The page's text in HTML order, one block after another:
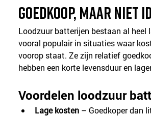
goedkoop, maar niet
Loodzuur batterijen bestaan al heel
vooral populair in situaties waar
voorop staat. Ze zijn relatief
hebben een korte levensduur en
Voordelen loodzuur
Lage kosten – Goedkoper dan